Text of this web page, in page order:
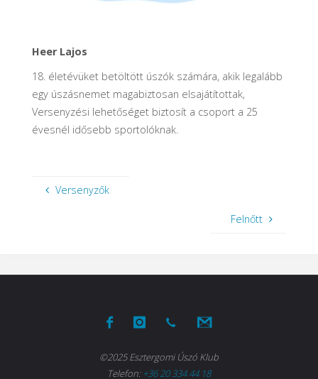
Heer Lajos
18. életévüket betöltött úszók számára, akik legalább
egy úszásnemet magabiztosan elsajátítottak,
Versenyzési lehetőséget biztosít a csoport a 25
évesnél idősebb sportolóknak.
Versenyzők
Felnőtt
©2025 Esztergomi Úszó Klub
Telefon: +36 20 334 44 18